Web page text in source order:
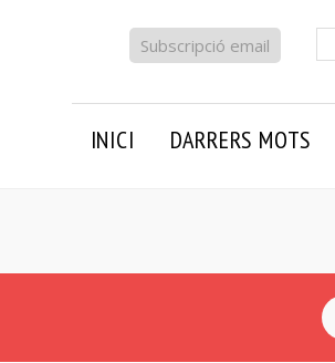
Subscripció email
INICI DARRERS MOTS